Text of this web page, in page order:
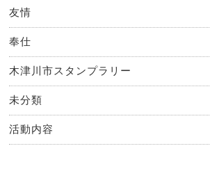
友情
奉仕
木津川市スタンプラリー
未分類
活動内容